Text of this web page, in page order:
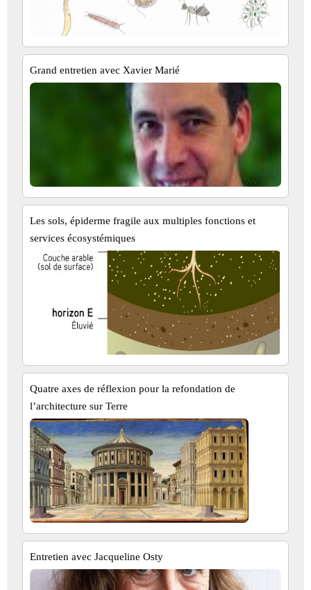
Grand entretien avec Xavier Marié
Les sols, épiderme fragile aux multiples fonctions et
services écosystémiques
Quatre axes de réflexion pour la refondation de
l’architecture sur Terre
Entretien avec Jacqueline Osty